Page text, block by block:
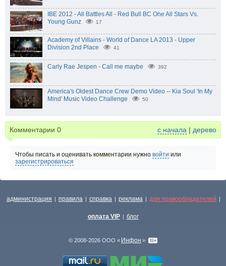
IBE 2012 - All Battles All - Red Bull BC One All Stars Vs.
Young Gunz
17
Academy of Villains - World of Dance LA 2013 - Upper
Division 2nd Place
41
Carly Rae Jespen - Call me maybe 392
America's Oldest Dance Crew Demo Video -- Kia Soul 'In My
Mind' Music Video Challenge
50
Комментарии 0 с начала | дерево
Чтобы писать и оценивать комментарии нужно войти или
зарегистрироваться
администрация | правила | справка | реклама | для правообладателей |
оплата VIP | блог
© 2008-2026 ООО « Инфон »